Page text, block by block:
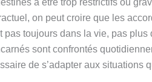
à être trop restrictifs ou
on peut croire que les
pas toujours dans la vie, pas
sont confrontés
de s’adapter aux situations